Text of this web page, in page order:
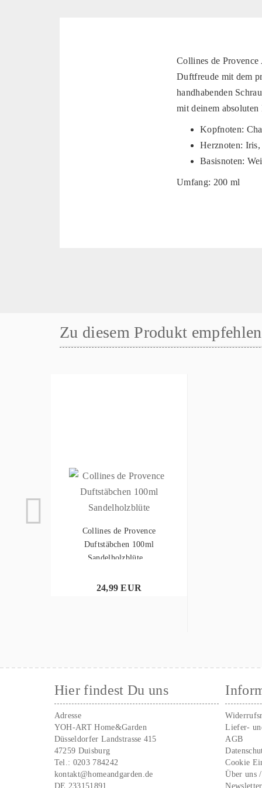
Collines de
Duftfreude mit dem
handhabenden
mit deinem
Kopfnoten:
Herznoten:
Basisnoten:
Umfang: 200 ml
Zu diesem Produkt
Collines de Provence
Duftstäbchen 100ml
Sandelholzblüte...
24,99 EUR
Hier findest Du uns
Adresse
YOH-ART Home&Garden
Düsseldorfer Landstrasse 415
47259 Duisburg
Tel.: 0203 784242
kontakt@homeandgarden.de
DE 233151891
Liefer-
AGB
Cookie
Über uns
Newsletter